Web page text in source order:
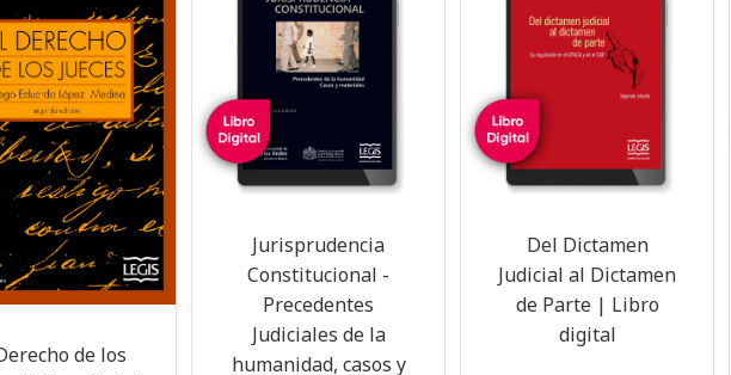
de los
Jurisprudencia
Constitucional -
Precedentes
Judiciales de la
humanidad, casos y
Del Dictamen
Judicial al Dictamen
de Parte | Libro
digital